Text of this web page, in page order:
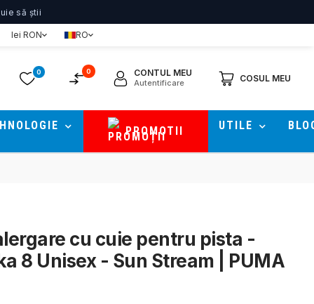
să știi
lei RON RO
0 0 CONTUL MEU
Autentificare COSUL MEU
PROMOTII UTILE
cu cuie pentru pista -
8 Unisex - Sun Stream | PUMA